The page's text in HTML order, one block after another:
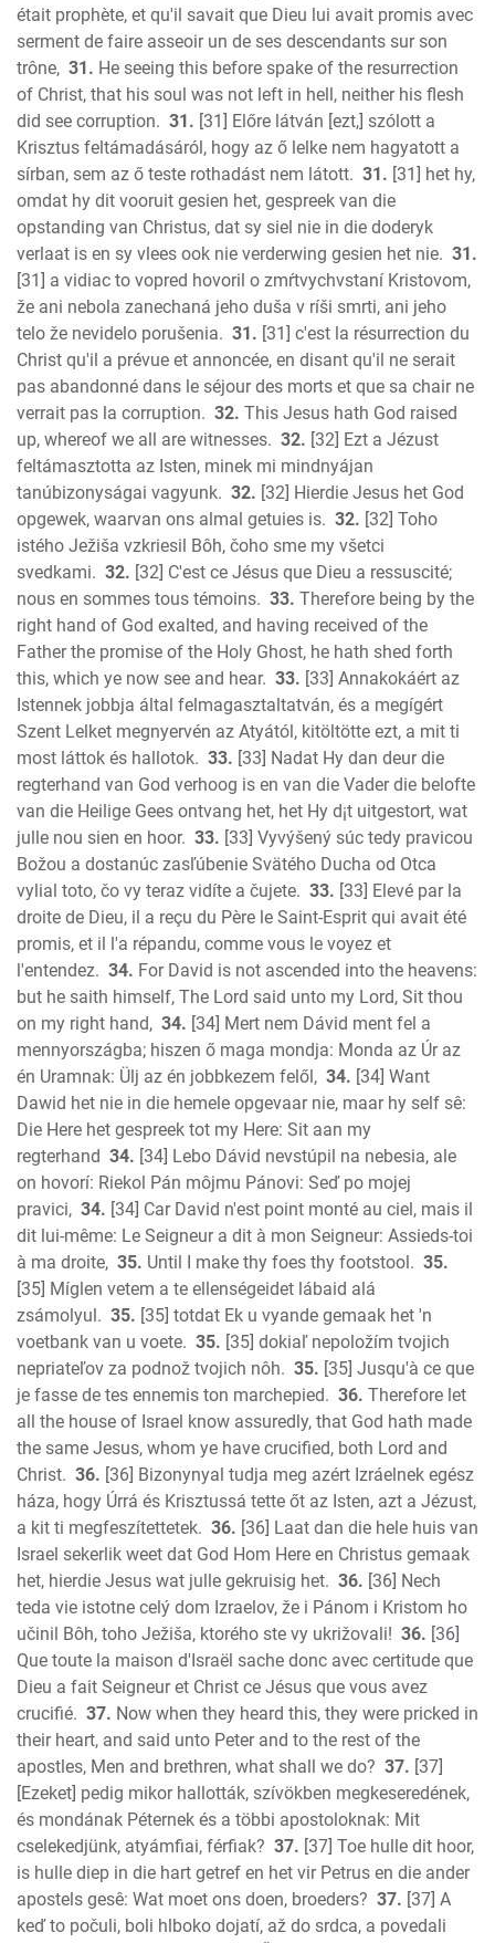
était prophète, et qu'il savait que Dieu lui avait promis avec
serment de faire asseoir un de ses descendants sur son
trône, 31. He seeing this before spake of the resurrection
of Christ, that his soul was not left in hell, neither his flesh
did see corruption. 31. [31] Előre látván [ezt,] szólott a
Krisztus feltámadásáról, hogy az ő lelke nem hagyatott a
sírban, sem az ő teste rothadást nem látott. 31. [31] het hy,
omdat hy dit vooruit gesien het, gespreek van die
opstanding van Christus, dat sy siel nie in die doderyk
verlaat is en sy vlees ook nie verderwing gesien het nie. 31.
[31] a vidiac to vopred hovoril o zmŕtvychvstaní Kristovom,
že ani nebola zanechaná jeho duša v ríši smrti, ani jeho
telo že nevidelo porušenia. 31. [31] c'est la résurrection du
Christ qu'il a prévue et annoncée, en disant qu'il ne serait
pas abandonné dans le séjour des morts et que sa chair ne
verrait pas la corruption. 32. This Jesus hath God raised
up, whereof we all are witnesses. 32. [32] Ezt a Jézust
feltámasztotta az Isten, minek mi mindnyájan
tanúbizonyságai vagyunk. 32. [32] Hierdie Jesus het God
opgewek, waarvan ons almal getuies is. 32. [32] Toho
istého Ježiša vzkriesil Bôh, čoho sme my všetci
svedkami. 32. [32] C'est ce Jésus que Dieu a ressuscité;
nous en sommes tous témoins. 33. Therefore being by the
right hand of God exalted, and having received of the
Father the promise of the Holy Ghost, he hath shed forth
this, which ye now see and hear. 33. [33] Annakokáért az
Istennek jobbja által felmagasztaltatván, és a megígért
Szent Lelket megnyervén az Atyától, kitöltötte ezt, a mit ti
most láttok és hallotok. 33. [33] Nadat Hy dan deur die
regterhand van God verhoog is en van die Vader die belofte
van die Heilige Gees ontvang het, het Hy d¡t uitgestort, wat
julle nou sien en hoor. 33. [33] Vyvýšený súc tedy pravicou
Božou a dostanúc zasľúbenie Svätého Ducha od Otca
vylial toto, čo vy teraz vidíte a čujete. 33. [33] Elevé par la
droite de Dieu, il a reçu du Père le Saint-Esprit qui avait été
promis, et il l'a répandu, comme vous le voyez et
l'entendez. 34. For David is not ascended into the heavens:
but he saith himself, The Lord said unto my Lord, Sit thou
on my right hand, 34. [34] Mert nem Dávid ment fel a
mennyországba; hiszen ő maga mondja: Monda az Úr az
én Uramnak: Ülj az én jobbkezem felől, 34. [34] Want
Dawid het nie in die hemele opgevaar nie, maar hy self sê:
Die Here het gespreek tot my Here: Sit aan my
regterhand 34. [34] Lebo Dávid nevstúpil na nebesia, ale
on hovorí: Riekol Pán môjmu Pánovi: Seď po mojej
pravici, 34. [34] Car David n'est point monté au ciel, mais il
dit lui-même: Le Seigneur a dit à mon Seigneur: Assieds-toi
à ma droite, 35. Until I make thy foes thy footstool. 35.
[35] Míglen vetem a te ellenségeidet lábaid alá
zsámolyul. 35. [35] totdat Ek u vyande gemaak het 'n
voetbank van u voete. 35. [35] dokiaľ nepoložím tvojich
nepriateľov za podnož tvojich nôh. 35. [35] Jusqu'à ce que
je fasse de tes ennemis ton marchepied. 36. Therefore let
all the house of Israel know assuredly, that God hath made
the same Jesus, whom ye have crucified, both Lord and
Christ. 36. [36] Bizonynyal tudja meg azért Izráelnek egész
háza, hogy Úrrá és Krisztussá tette őt az Isten, azt a Jézust,
a kit ti megfeszítettetek. 36. [36] Laat dan die hele huis van
Israel sekerlik weet dat God Hom Here en Christus gemaak
het, hierdie Jesus wat julle gekruisig het. 36. [36] Nech
teda vie istotne celý dom Izraelov, že i Pánom i Kristom ho
učinil Bôh, toho Ježiša, ktorého ste vy ukrižovali! 36. [36]
Que toute la maison d'Israël sache donc avec certitude que
Dieu a fait Seigneur et Christ ce Jésus que vous avez
crucifié. 37. Now when they heard this, they were pricked in
their heart, and said unto Peter and to the rest of the
apostles, Men and brethren, what shall we do? 37. [37]
[Ezeket] pedig mikor hallották, szívökben megkeseredének,
és mondának Péternek és a többi apostoloknak: Mit
cselekedjünk, atyámfiai, férfiak? 37. [37] Toe hulle dit hoor,
is hulle diep in die hart getref en het vir Petrus en die ander
apostels gesê: Wat moet ons doen, broeders? 37. [37] A
keď to počuli, boli hlboko dojatí, až do srdca, a povedali